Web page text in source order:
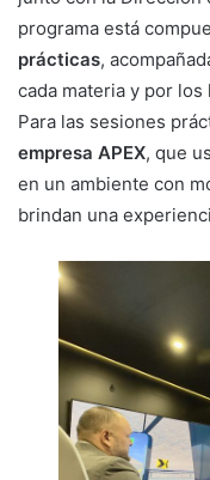
programa está
prácticas,
cada materia y por
Para las sesiones
empresa APEX, que
en un ambiente con
brindan una